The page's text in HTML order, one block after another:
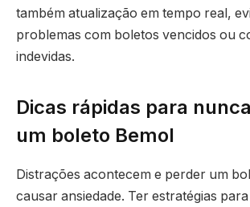
também atualização em tempo real,
problemas com boletos vencidos ou
indevidas.
Dicas rápidas para
um boleto Bemol
Distrações acontecem e perder um
causar ansiedade. Ter estratégias